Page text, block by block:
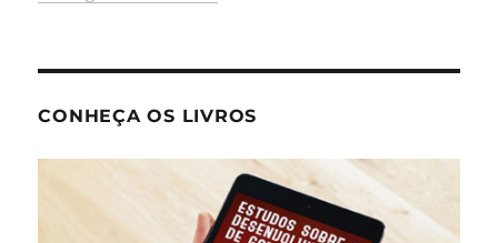
CONHEÇA OS LIVROS